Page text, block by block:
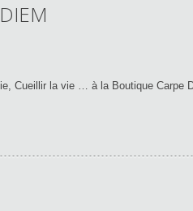
Cueillir la vie … à la Boutique Carpe